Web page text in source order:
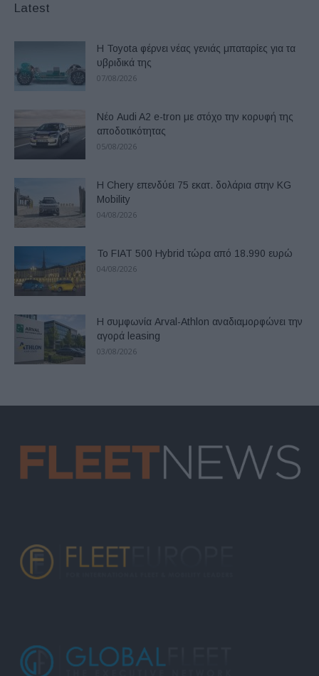
Latest
Η Toyota φέρνει νέας γενιάς μπαταρίες για τα
υβριδικά της
07/08/2026
Νέο Audi A2 e-tron με στόχο την κορυφή της
αποδοτικότητας
05/08/2026
Η Chery επενδύει 75 εκατ. δολάρια στην KG
Mobility
04/08/2026
Το FIAT 500 Hybrid τώρα από 18.990 ευρώ
04/08/2026
Η συμφωνία Arval-Athlon αναδιαμορφώνει την
αγορά leasing
03/08/2026